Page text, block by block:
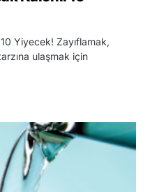
Yiyecek! Zayıflamak,
ulaşmak için